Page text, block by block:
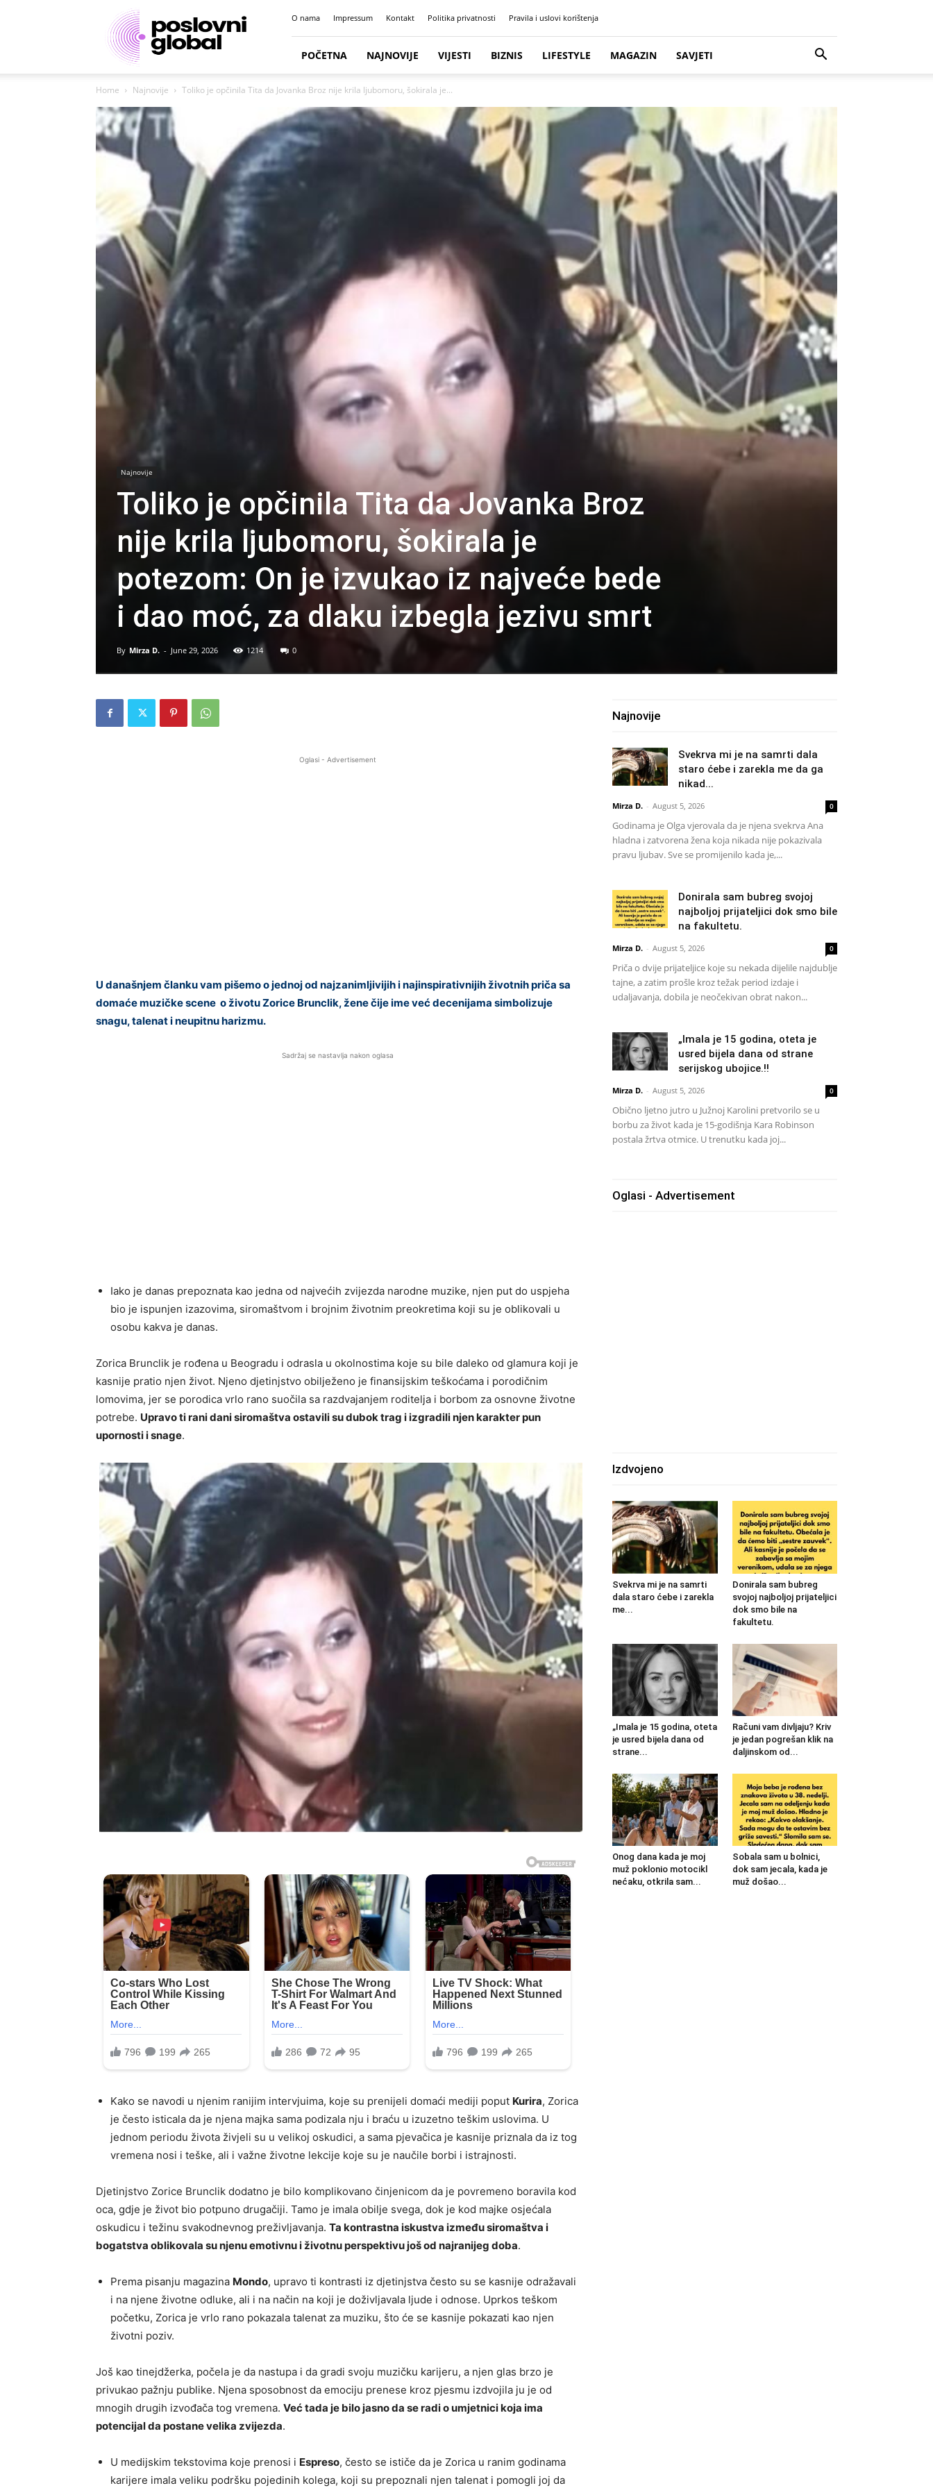
Poslovni
portal
O nama Impressum Kontakt Politika privatnosti Pravila i uslovi korištenja
POČETNA NAJNOVIJE VIJESTI BIZNIS LIFESTYLE MAGAZIN SAVJETI
Home Najnovije Toliko je opčinila Tita da Jovanka Broz nije krila ljubomoru, šokirala je...
Najnovije
Toliko je opčinila Tita da Jovanka Broz
nije krila ljubomoru, šokirala je
potezom: On je izvukao iz najveće bede
i dao moć, za dlaku izbegla jezivu smrt
By Mirza D. - June 29, 2026 1214 0
Oglasi - Advertisement
U današnjem članku vam pišemo o jednoj od najzanimljivijih i najinspirativnijih životnih priča sa
domaće muzičke scene o životu Zorice Brunclik, žene čije ime već decenijama simbolizuje
snagu, talenat i neupitnu harizmu.
Sadržaj se nastavlja nakon oglasa
Iako je danas prepoznata kao jedna od najvećih zvijezda narodne muzike, njen put do uspjeha
bio je ispunjen izazovima, siromaštvom i brojnim životnim preokretima koji su je oblikovali u
osobu kakva je danas.
Zorica Brunclik je rođena u Beogradu i odrasla u okolnostima koje su bile daleko od glamura koji je
kasnije pratio njen život. Njeno djetinjstvo obilježeno je finansijskim teškoćama i porodičnim
lomovima, jer se porodica vrlo rano suočila sa razdvajanjem roditelja i borbom za osnovne životne
potrebe. Upravo ti rani dani siromaštva ostavili su dubok trag i izgradili njen karakter pun
upornosti i snage.
Kako se navodi u njenim ranijim intervjuima, koje su prenijeli domaći mediji poput Kurira, Zorica
je često isticala da je njena majka sama podizala nju i braću u izuzetno teškim uslovima. U
jednom periodu života živjeli su u velikoj oskudici, a sama pjevačica je kasnije priznala da iz tog
vremena nosi i teške, ali i važne životne lekcije koje su je naučile borbi i istrajnosti.
Djetinjstvo Zorice Brunclik dodatno je bilo komplikovano činjenicom da je povremeno boravila kod
oca, gdje je život bio potpuno drugačiji. Tamo je imala obilje svega, dok je kod majke osjećala
oskudicu i težinu svakodnevnog preživljavanja. Ta kontrastna iskustva između siromaštva i
bogatstva oblikovala su njenu emotivnu i životnu perspektivu još od najranijeg doba.
Prema pisanju magazina Mondo, upravo ti kontrasti iz djetinjstva često su se kasnije odražavali
i na njene životne odluke, ali i na način na koji je doživljavala ljude i odnose. Uprkos teškom
početku, Zorica je vrlo rano pokazala talenat za muziku, što će se kasnije pokazati kao njen
životni poziv.
Još kao tinejdžerka, počela je da nastupa i da gradi svoju muzičku karijeru, a njen glas brzo je
privukao pažnju publike. Njena sposobnost da emociju prenese kroz pjesmu izdvojila ju je od
mnogih drugih izvođača tog vremena. Već tada je bilo jasno da se radi o umjetnici koja ima
potencijal da postane velika zvijezda.
U medijskim tekstovima koje prenosi i Espreso, često se ističe da je Zorica u ranim godinama
karijere imala veliku podršku pojedinih kolega, koji su prepoznali njen talenat i pomogli joj da
Najnovije
Svekrva mi je na samrti dala
staro ćebe i zarekla me da ga
nikad...
Mirza D. - August 5, 2026 0
Godinama je Olga vjerovala da je njena svekrva Ana
hladna i zatvorena žena koja nikada nije pokazivala
pravu ljubav. Sve se promijenilo kada je,...
Donirala sam bubreg svojoj
najboljoj prijateljici dok smo bile
na fakultetu.
Mirza D. - August 5, 2026 0
Priča o dvije prijateljice koje su nekada dijelile najdublje
tajne, a zatim prošle kroz težak period izdaje i
udaljavanja, dobila je neočekivan obrat nakon...
„Imala je 15 godina, oteta je
usred bijela dana od strane
serijskog ubojice.!!
Mirza D. - August 5, 2026 0
Obično ljetno jutro u Južnoj Karolini pretvorilo se u
borbu za život kada je 15-godišnja Kara Robinson
postala žrtva otmice. U trenutku kada joj...
Oglasi - Advertisement
Izdvojeno
Svekrva mi je na samrti
dala staro ćebe i zarekla
me...
Donirala sam bubreg
svojoj najboljoj prijateljici
dok smo bile na
fakultetu.
„Imala je 15 godina, oteta
je usred bijela dana od
strane...
Računi vam divljaju? Kriv
je jedan pogrešan klik na
daljinskom od...
Onog dana kada je moj
muž poklonio motocikl
nećaku, otkrila sam...
Sobala sam u bolnici,
dok sam jecala, kada je
muž došao...